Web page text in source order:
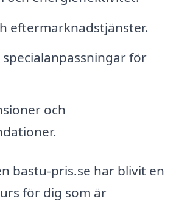
eftermarknadstjänster.
specialanpassningar för
och
bastu-pris.se har blivit en
för dig som är